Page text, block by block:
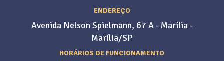
ENDEREÇO
Avenida Nelson Spielmann, 67 A - Marília -
Marília/SP
HORÁRIOS DE FUNCIONAMENTO